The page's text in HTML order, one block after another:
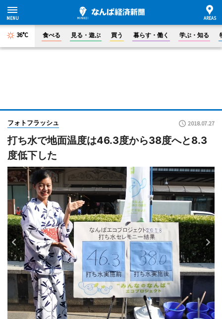
36°C 食べる 見る・遊ぶ 買う 暮らす・働く 学ぶ・知る
フォトフラッシュ 2018.07.27
打ち水で地面温度は46.3度から38度へと8.3
度低下した